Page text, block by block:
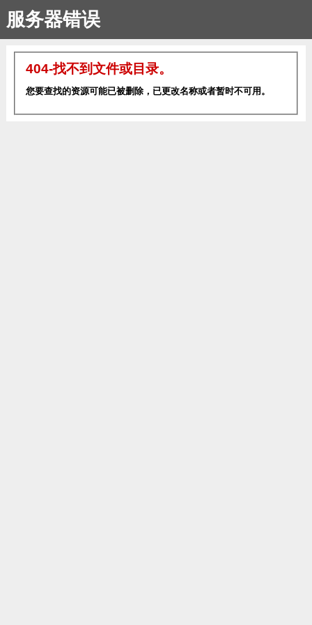
服务器错误
404-找不到文件或目录。
您要查找的资源可能已被删除，已更改名称或者暂时不可用。